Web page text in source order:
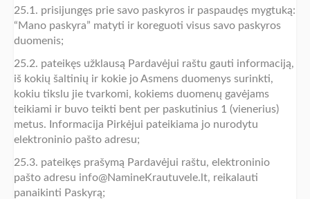
25.1. prisijungęs prie savo paskyros ir paspaudęs mygtuką:
“Mano paskyra” matyti ir koreguoti visus savo paskyros
duomenis;
25.2. pateikęs užklausą Pardavėjui raštu gauti informaciją,
iš kokių šaltinių ir kokie jo Asmens duomenys surinkti,
kokiu tikslu jie tvarkomi, kokiems duomenų gavėjams
teikiami ir buvo teikti bent per paskutinius 1 (vienerius)
metus. Informacija Pirkėjui pateikiama jo nurodytu
elektroninio pašto adresu;
25.3. pateikęs prašymą Pardavėjui raštu, elektroninio
pašto adresu info@NamineKrautuvele.lt, reikalauti
panaikinti Paskyrą;